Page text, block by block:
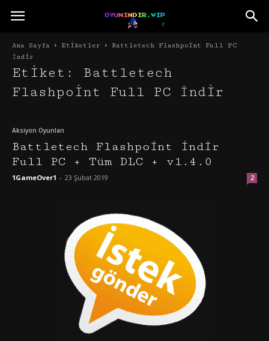
Ana Sayfa Etiketler
Battletech Flashpoint Full PC
İndir
Etiket: Battletech
Flashpoint Full PC İndir
Aksiyon Oyunları
Battletech Flashpoint İndir
Full PC + Tüm DLC + v1.4.0
1GameOver1 - 23 Şubat 2019 2